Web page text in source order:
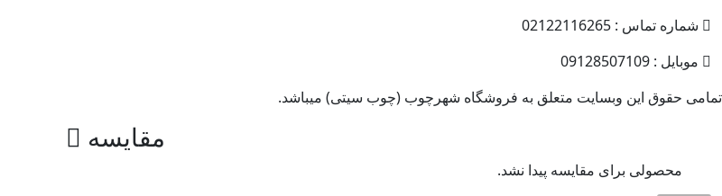
شماره تماس : 02122116265
موبایل : 09128507109
تمامی حقوق این وبسایت متعلق به فروشگاه شهرچوب (چوب سیتی) میباشد.
مقایسه
محصولی برای مقایسه پیدا نشد.